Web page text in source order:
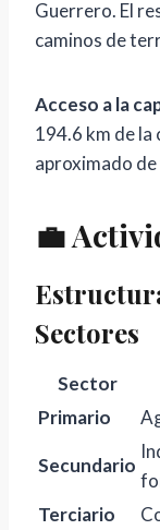
Guerrero. El
caminos de
Acceso a la
194.6 km de la
aproximado
💼
Sectores
Sector
Primario
Secundario
Terciario